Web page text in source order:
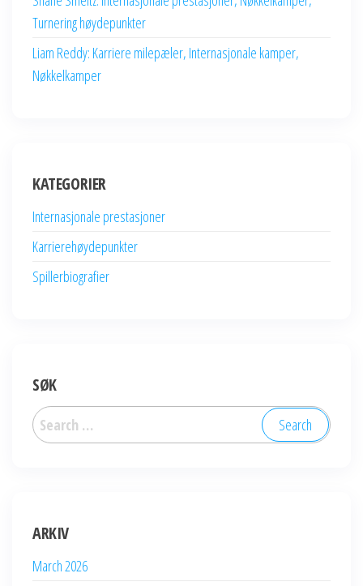
Turnering høydepunkter
Liam Reddy: Karriere milepæler, Internasjonale kamper,
Nøkkelkamper
KATEGORIER
Internasjonale prestasjoner
Karrierehøydepunkter
Spillerbiografier
SØK
Search
for:
ARKIV
March 2026